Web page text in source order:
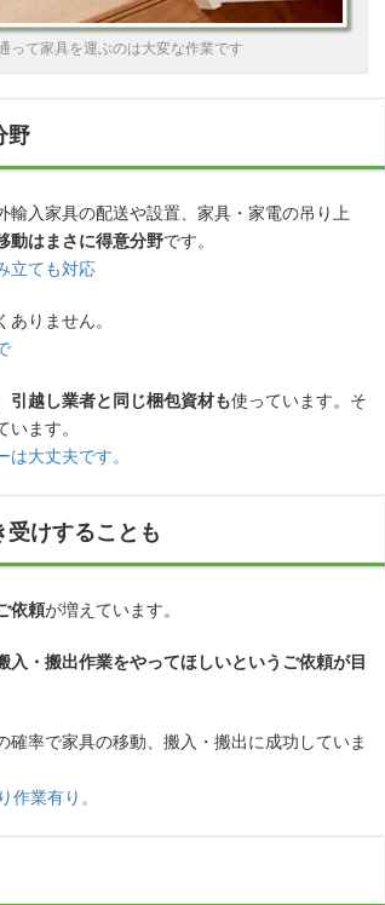
って家具を運ぶのは大変な作業です
野
入家具の配送や設置、家具・家電の吊り上
動はまさに得意分野です。
立ても対応
ありません。
引越し業者と同じ梱包資材も使っています。そ
ます。
大丈夫です。
けすることも
依頼が増えています。
入・搬出作業をやってほしいというご依頼が目
率で家具の移動、搬入・搬出に成功していま
作業有り。